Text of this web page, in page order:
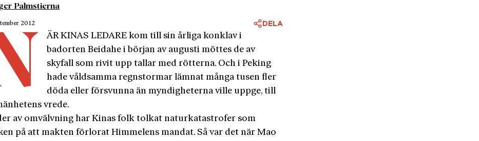
Palmstierna
2012 DELA
ÄR KINAS LEDARE kom till sin årliga konklav i
badorten Beidahe i början av augusti möttes de av
skyfall som rivit upp tallar med rötterna. Och i Peking
hade våldsamma regnstormar lämnat många tusen fler
döda eller försvunna än myndigheterna ville uppge, till
vrede.
av omvälvning har Kinas folk tolkat naturkatastrofer som
på att makten förlorat Himmelens mandat. Så var det när Mao